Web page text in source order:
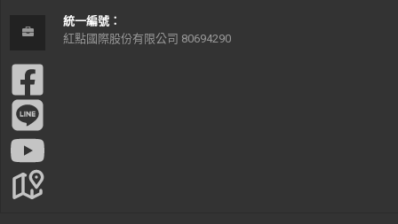
統一編號：
紅點國際股份有限公司 80694290